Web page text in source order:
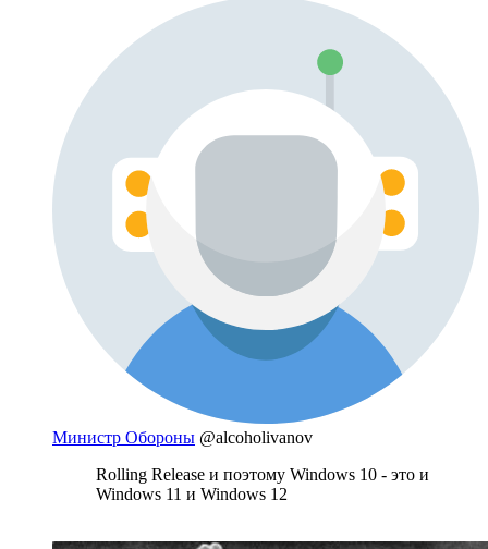
Министр Обороны @alcoholivanov
Rolling Release и поэтому Windows 10 - это и
Windows 11 и Windows 12